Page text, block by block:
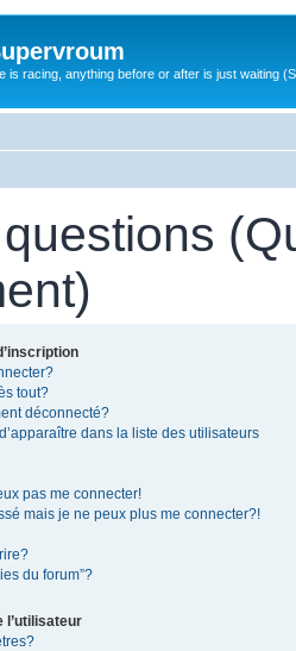
is racing, anything before or after is just waiting
tout?
déconnecté?
dans la liste des utilisateurs
pas me connecter!
mais je ne peux plus me connecter?!
du forum”?
l’utilisateur